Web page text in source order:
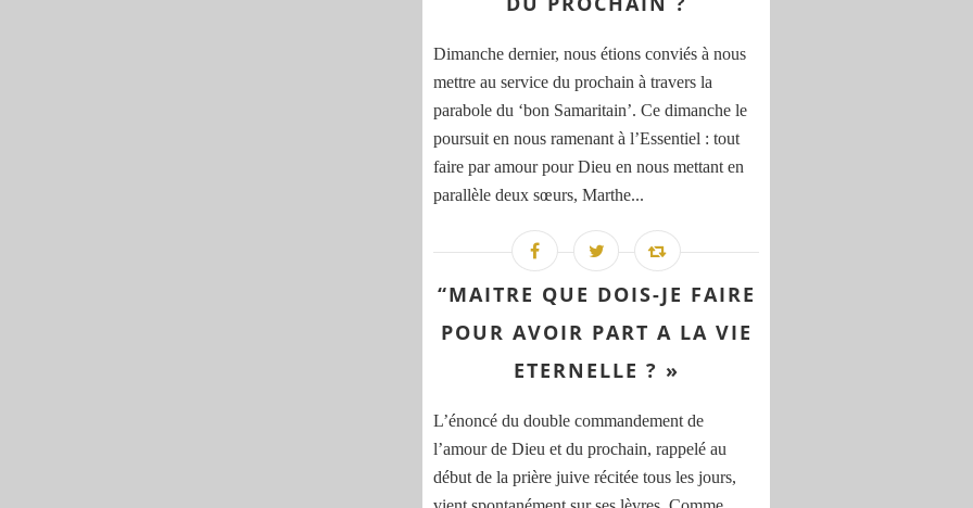
Dimanche dernier, nous étions conviés à nous
mettre au service du prochain à travers la
parabole du ‘bon Samaritain’. Ce dimanche le
poursuit en nous ramenant à l’Essentiel : tout
faire par amour pour Dieu en nous mettant en
parallèle deux sœurs, Marthe...
“MAITRE QUE DOIS-JE FAIRE
POUR AVOIR PART A LA VIE
ETERNELLE ? »
L’énoncé du double commandement de
l’amour de Dieu et du prochain, rappelé au
début de la prière juive récitée tous les jours,